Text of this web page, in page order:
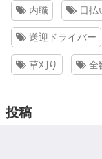
内職 日払
送迎ドライバー
草刈り 全
投稿